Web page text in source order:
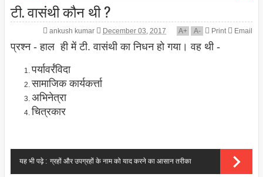
टी. वासंथी कौन थी ?
ankush kumar December 03, 2017 A+ A- Print Email
प्रश्न - हाल ही में टी. वासंथी का निधन हो गया। वह थी -
पर्यावर्रंविदा
सामाजिक कार्यकर्त्ता
अभिनेत्रा
चित्रकार
यह भी पढ़े : ग्रहों और उपग्रहों के नाम को याद करने का आसान तरीका